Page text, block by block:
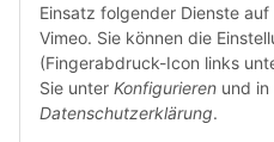
Einsatz folgender Dienste auf
Vimeo. Sie können die
(Fingerabdruck-Icon links
Sie unter Konfigurieren und in
Datenschutzerklärung.